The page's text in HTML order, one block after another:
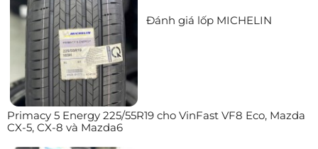
Đánh giá lốp MICHELIN
Primacy 5 Energy 225/55R19 cho VinFast VF8 Eco, Mazda
CX-5, CX-8 và Mazda6